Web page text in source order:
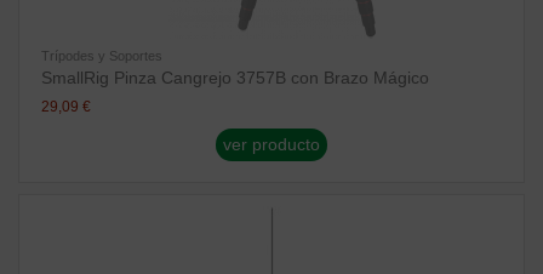
Trípodes y Soportes
SmallRig Pinza Cangrejo 3757B con Brazo Mágico
29,09 €
ver producto